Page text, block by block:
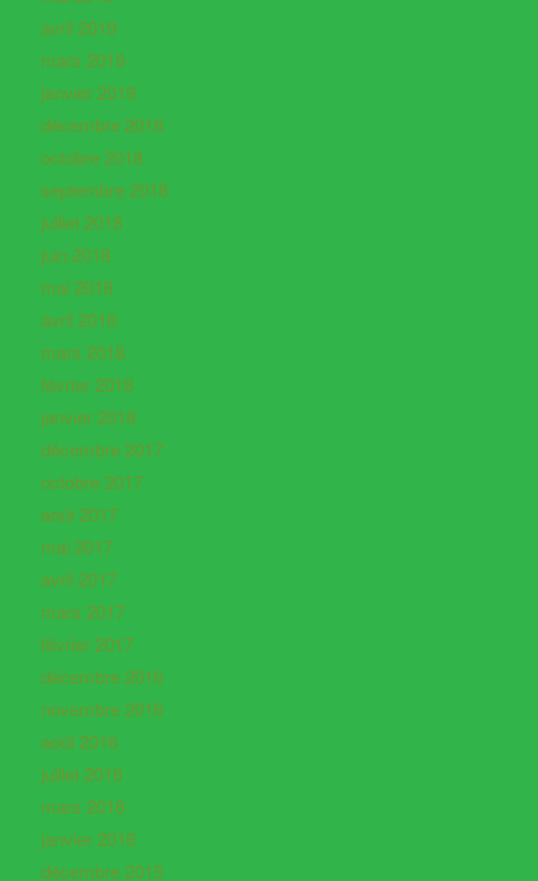
avril 2019
mars 2019
janvier 2019
décembre 2018
octobre 2018
septembre 2018
juillet 2018
juin 2018
mai 2018
avril 2018
mars 2018
février 2018
janvier 2018
décembre 2017
octobre 2017
août 2017
mai 2017
avril 2017
mars 2017
février 2017
décembre 2016
novembre 2016
août 2016
juillet 2016
mars 2016
janvier 2016
décembre 2015